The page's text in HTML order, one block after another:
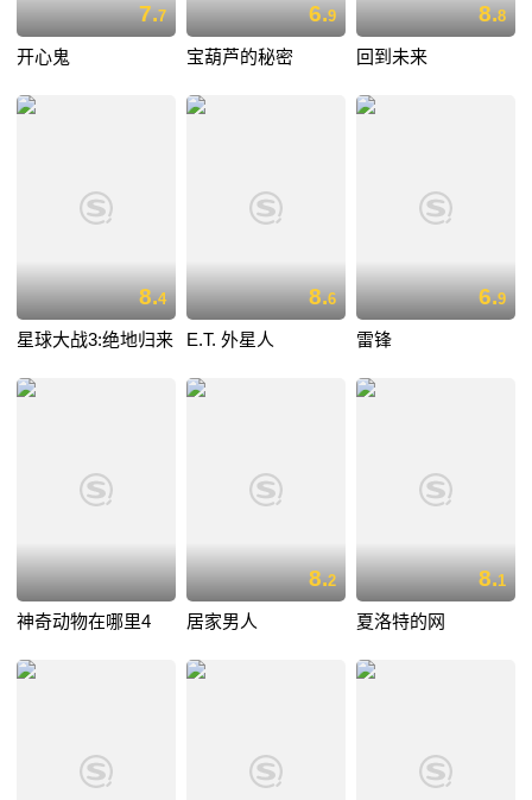
7.7
开心鬼
6.9
宝葫芦的秘密
8.8
回到未来
8.4
星球大战3:绝地归来
8.6
E.T. 外星人
6.9
雷锋
神奇动物在哪里4
8.2
居家男人
8.1
夏洛特的网